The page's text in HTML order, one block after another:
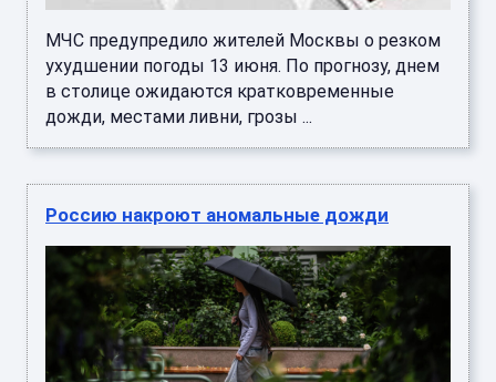
МЧС предупредило жителей Москвы о резком
ухудшении погоды 13 июня. По прогнозу, днем
в столице ожидаются кратковременные
дожди, местами ливни, грозы ...
Россию накроют аномальные дожди